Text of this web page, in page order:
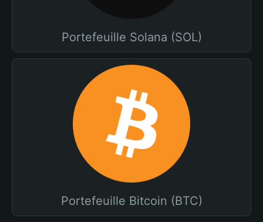
Portefeuille Solana (SOL)
Portefeuille Bitcoin (BTC)